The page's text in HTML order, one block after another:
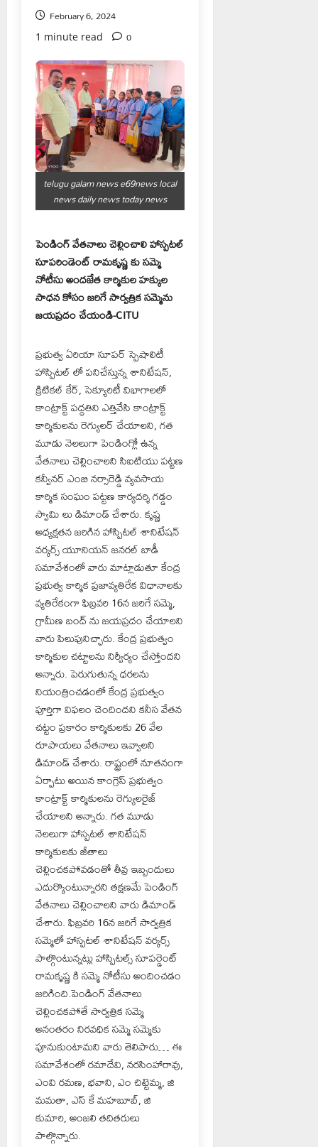
February 6, 2024
1 minute read 0
telugu galam news e69news local
news daily news today news
పెండింగ్ వేతనాలు చెల్లించాలి హాస్పటల్
సూపరిండెంట్ రామకృష్ణ కు సమ్మె
నోటీసు అందజేత కార్మికుల హక్కుల
సాధన కోసం జరిగే సార్వత్రిక సమ్మెను
జయప్రదం చేయండి-CITU
ప్రభుత్వ ఏరియా సూపర్ స్పెషాలిటీ
హాస్పిటల్ లో పనిచేస్తున్న శానిటేషన్,
క్రిటికల్ కేర్, సెక్యూరిటీ విభాగాలలో
కాంట్రాక్ట్ పద్ధతిని ఎత్తివేసి కాంట్రాక్ట్
కార్మికులను రెగ్యులర్ చేయాలని, గత
మూడు నెలలుగా పెండింగ్లో ఉన్న
వేతనాలు చెల్లించాలని సిఐటియు పట్టణ
కన్వీనర్ ఎంబి నర్సారెడ్డి వ్యవసాయ
కార్మిక సంఘం పట్టణ కార్యదర్శి గడ్డం
స్వామి లు డిమాండ్ చేశారు. కృష్ణ
అధ్యక్షతన జరిగిన హాస్పిటల్ శానిటేషన్
వర్కర్స్ యూనియన్ జనరల్ బాడీ
సమావేశంలో వారు మాట్లాడుతూ కేంద్ర
ప్రభుత్వ కార్మిక ప్రజావ్యతిరేక విధానాలకు
వ్యతిరేకంగా ఫిబ్రవరి 16న జరిగే సమ్మె,
గ్రామీణ బంద్ ను జయప్రదం చేయాలని
వారు పిలుపునిచ్చారు. కేంద్ర ప్రభుత్వం
కార్మికుల చట్టాలను నిర్వీర్యం చేస్తోందని
అన్నారు. పెరుగుతున్న ధరలను
నియంత్రించడంలో కేంద్ర ప్రభుత్వం
పూర్తిగా విఫలం చెందిందని కనీస వేతన
చట్టం ప్రకారం కార్మికులకు 26 వేల
రూపాయలు వేతనాలు ఇవ్వాలని
డిమాండ్ చేశారు. రాష్ట్రంలో నూతనంగా
ఏర్పాటు అయిన కాంగ్రెస్ ప్రభుత్వం
కాంట్రాక్ట్ కార్మికులను రెగ్యులరైజ్
చేయాలని అన్నారు. గత మూడు
నెలలుగా హాస్పటల్ శానిటేషన్
కార్మికులకు జీతాలు
చెల్లించకపోవడంతో తీవ్ర ఇబ్బందులు
ఎదుర్కొంటున్నారని తక్షణమే పెండింగ్
వేతనాలు చెల్లించాలని వారు డిమాండ్
చేశారు. ఫిబ్రవరి 16న జరిగే సార్వత్రిక
సమ్మెలో హాస్పటల్ శానిటేషన్ వర్కర్స్
పాల్గొంటున్నట్లు హాస్పిటల్స్ సూపర్డెంట్
రామకృష్ణ కి సమ్మె నోటీసు అందించడం
జరిగింది.పెండింగ్ వేతనాలు
చెల్లించకపోతే సార్వత్రిక సమ్మె
అనంతరం నిరవధిక సమ్మె సమ్మెకు
పూనుకుంటామని వారు తెలిపారు… ఈ
సమావేశంలో రమాదేవి, నరసింహారావు,
ఎంవి రమణ, భవాని, ఎం చిట్టెమ్మ, జి
మమతా, ఎస్ కే మహబూబ్, జి
కుమారి, అంజలి తదితరులు
పాల్గొన్నారు.